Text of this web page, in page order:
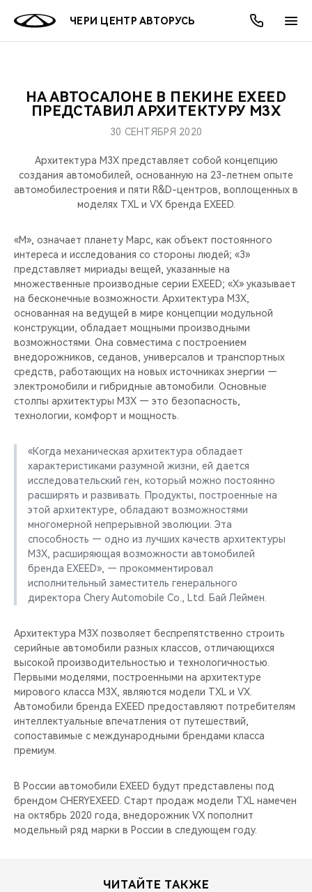
ЧЕРИ ЦЕНТР АВТОРУСЬ
МОДЕЛИ
КРОССОВЕРЫ
НОВИНКИ
ПОКУПАТЕЛЯМ
КРЕДИТ И СТРАХОВАНИЕ
ВЛАДЕЛЬЦАМ
ЗАПЧАСТИ И АКСЕССУАРЫ
CHERY CONNECT
МИР CHERY
О БРЕНДЕ
CHERY В СОЦСЕТЯХ
ЛЮДИ CHERY
CHERY REMOTE
НАШИ МЕРОПРИЯТИЯ
ВИДЕООБЗОРЫ
CHERY ДЛЯ ДЕТЕЙ
АКЦИИ
ОНЛАЙН СЕРВИСЫ
КРЕДИТ
О КОМПАНИИ
МЫ В СОЦСЕТЯХ
НА АВТОСАЛОНЕ В ПЕКИНЕ EXEED
ПРЕДСТАВИЛ АРХИТЕКТУРУ M3X
30 СЕНТЯБРЯ 2020
Архитектура M3X представляет собой концепцию
создания автомобилей, основанную на 23-летнем опыте
автомобилестроения и пяти R&D-центров, воплощенных в
моделях TXL и VX бренда EXEED.
«М», означает планету Марс, как объект постоянного
интереса и исследования со стороны людей; «3»
представляет мириады вещей, указанные на
множественные производные серии EXEED; «X» указывает
на бесконечные возможности. Архитектура M3X,
основанная на ведущей в мире концепции модульной
конструкции, обладает мощными производными
возможностями. Она совместима с построением
внедорожников, седанов, универсалов и транспортных
средств, работающих на новых источниках энергии —
электромобили и гибридные автомобили. Основные
столпы архитектуры M3X — это безопасность,
технологии, комфорт и мощность.
«Когда механическая архитектура обладает
характеристиками разумной жизни, ей дается
исследовательский ген, который можно постоянно
расширять и развивать. Продукты, построенные на
этой архитектуре, обладают возможностями
многомерной непрерывной эволюции. Эта
способность — одно из лучших качеств архитектуры
M3X, расширяющая возможности автомобилей
бренда EXEED», — прокомментировал
исполнительный заместитель генерального
директора Chery Automobile Co., Ltd. Бай Леймен.
Архитектура M3X позволяет беспрепятственно строить
серийные автомобили разных классов, отличающихся
высокой производительностью и технологичностью.
Первыми моделями, построенными на архитектуре
мирового класса M3X, являются модели TXL и VX.
Автомобили бренда EXEED предоставляют потребителям
интеллектуальные впечатления от путешествий,
сопоставимые с международными брендами класса
премиум.
В России автомобили EXEED будут представлены под
брендом CHERYEXEED. Старт продаж модели TXL намечен
на октябрь 2020 года, внедорожник VX пополнит
модельный ряд марки в России в следующем году.
ЧИТАЙТЕ ТАКЖЕ